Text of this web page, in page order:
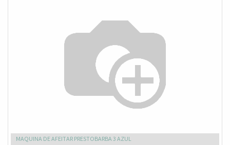
MAQUINA DE AFEITAR PRESTOBARBA 3 AZUL